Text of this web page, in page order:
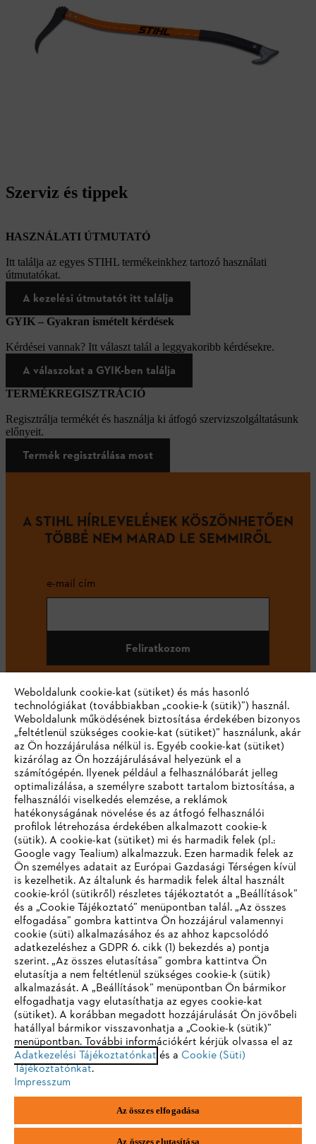
Szerviz és tippek
HASZNÁLATI ÚTMUTATÓ
Itt találja az egyes STIHL termékeinkhez tartozó használati
útmutatókat.
A kezelési útmutatót itt találja
GYIK – Gyakran ismételt kérdések
Kérdései vannak? Itt választ talál a leggyakoribb kérdésekre.
A válaszokat a GYIK-ben találja
TERMÉKREGISZTRÁCIÓ
Regisztrálja termékét és használja ki átfogó szervizszolgáltatásunk
előnyeit.
Termék regisztrálása most
A STIHL HÍRLEVELÉNEK KÖSZÖNHETŐEN
TÖBBÉ NEM MARAD LE SEMMIRŐL
e-mail cím
Feliratkozom
#STIHL
Vállalat
STIHL GYIK
Szerviz
Adatvédelem Impresszum Cookie tájékoztató
Jogi információk
Andreas Stihl Kereskedelmi Kft.
Székhely: H-2051 Biatorbágy-Budapark
IHR BROWSER WIRD NICHT
UNTERSTÜTZT
Sie nutzen einen Browser, den wir noch nicht unterstützen. Für
eine optimale Nutzung unserer Seite empfehlen wir Ihnen, zu
einem der folgenden Browser zu wechseln:
Firefox Chrome
Weboldalunk cookie-kat (sütiket) és más hasonló
technológiákat (továbbiakban „cookie-k (sütik)”) használ.
Weboldalunk működésének biztosítása érdekében bizonyos
„feltétlenül szükséges cookie-kat (sütiket)” használunk, akár
az Ön hozzájárulása nélkül is. Egyéb cookie-kat (sütiket)
kizárólag az Ön hozzájárulásával helyezünk el a
számítógépén. Ilyenek például a felhasználóbarát jelleg
optimalizálása, a személyre szabott tartalom biztosítása, a
felhasználói viselkedés elemzése, a reklámok
hatékonyságának növelése és az átfogó felhasználói
profilok létrehozása érdekében alkalmazott cookie-k
(sütik). A cookie-kat (sütiket) mi és harmadik felek (pl.:
Google vagy Tealium) alkalmazzuk. Ezen harmadik felek az
Ön személyes adatait az Európai Gazdasági Térségen kívül
is kezelhetik. Az általunk és harmadik felek által használt
cookie-król (sütikről) részletes tájékoztatót a „Beállítások”
és a „Cookie Tájékoztató” menüpontban talál. „Az összes
elfogadása” gombra kattintva Ön hozzájárul valamennyi
cookie (süti) alkalmazásához és az ahhoz kapcsolódó
adatkezeléshez a GDPR 6. cikk (1) bekezdés a) pontja
szerint. „Az összes elutasítása” gombra kattintva Ön
elutasítja a nem feltétlenül szükséges cookie-k (sütik)
alkalmazását. A „Beállítások” menüpontban Ön bármikor
elfogadhatja vagy elutasíthatja az egyes cookie-kat
(sütiket). A korábban megadott hozzájárulását Ön jövőbeli
hatállyal bármikor visszavonhatja a „Cookie-k (sütik)”
menüpontban. További információkért kérjük olvassa el az
Adatkezelési Tájékoztatónkat és a Cookie (Süti)
Tájékoztatónkat.
Impresszum
Az összes elfogadása
Az összes elutasítása